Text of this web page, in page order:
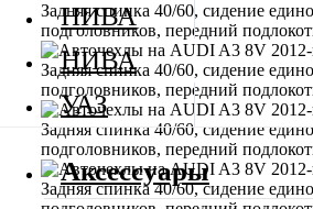
НИВА
НИВА
УАЗ
Аксессуары